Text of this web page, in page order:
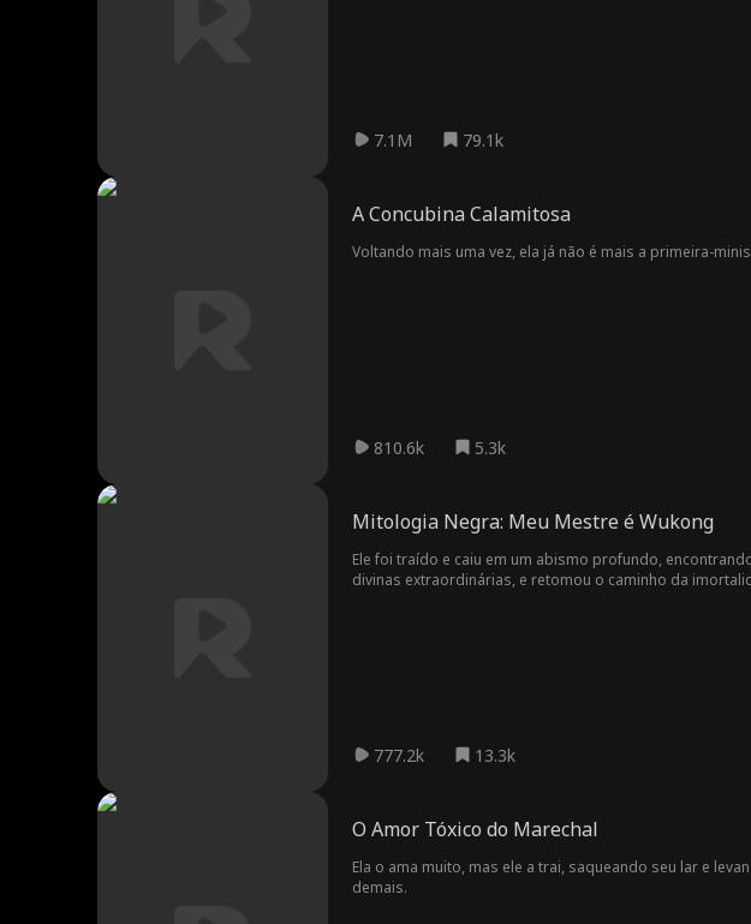
7.1M 79.1k
A Concubina Calamitosa
Voltando mais uma vez, ela já não é mais a primeira-
810.6k 5.3k
Mitologia Negra: Meu Mestre é Wukong
Ele foi traído e caiu em um abismo profundo,
divinas extraordinárias, e retomou o caminho da
777.2k 13.3k
O Amor Tóxico do Marechal
Ela o ama muito, mas ele a trai, saqueando seu lar e
demais.